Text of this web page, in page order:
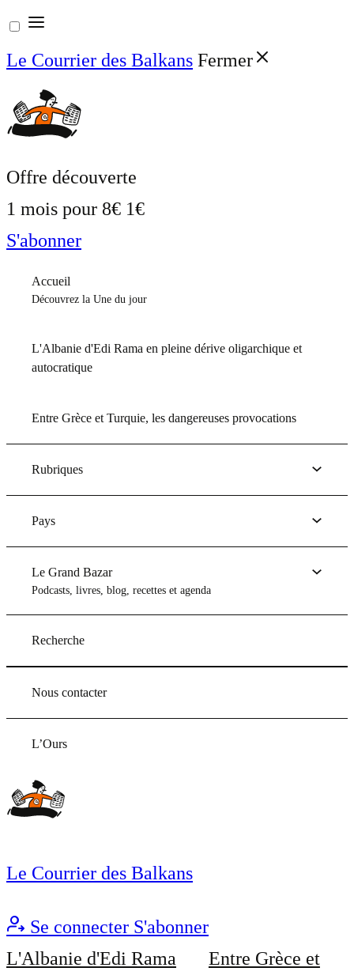
Aller
au
contenu
Le Courrier des Balkans Fermer
Offre découverte
1 mois pour 8€ 1€
S'abonner
Accueil
Découvrez la Une du jour
L'Albanie d'Edi Rama en pleine dérive oligarchique et
autocratique
Entre Grèce et Turquie, les dangereuses provocations
Rubriques
Pays
Le Grand Bazar
Podcasts, livres, blog, recettes et agenda
Recherche
Nous contacter
L’Ours
Le Courrier des Balkans
Se connecter S'abonner
L'Albanie d'Edi Rama
Entre Grèce et